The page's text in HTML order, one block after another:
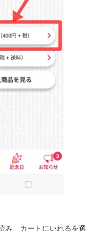
み、カートにいれるを選